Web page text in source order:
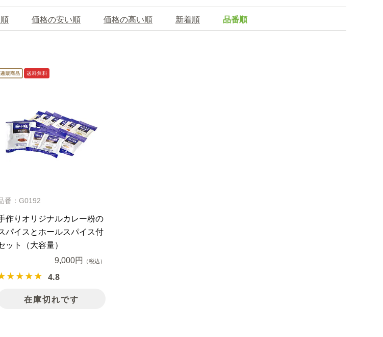
価格の安い順 価格の高い順 新着順 品番順
番：G0192
作りオリジナルカレー粉の
パイスとホールスパイス付
ット（大容量）
9,000円
（税込）
4.8
在庫切れです